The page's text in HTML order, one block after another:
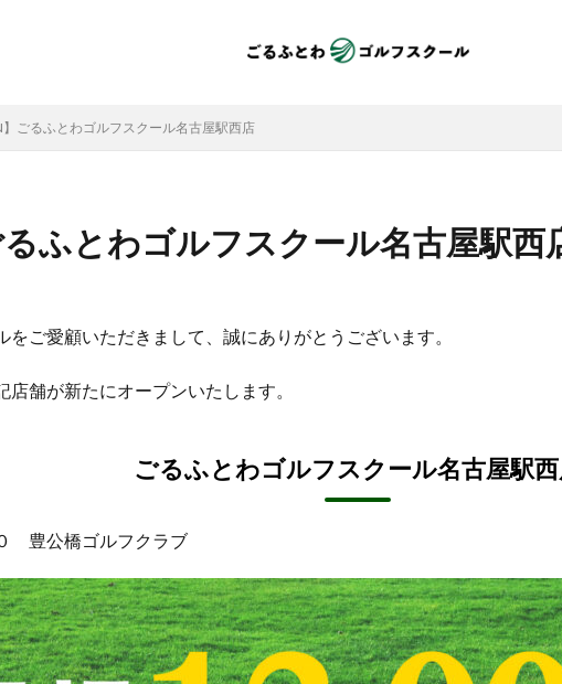
】ごるふとわゴルフスクール名古屋駅西店
るふとわゴルフスクール名古屋駅西
ご愛顧いただきまして、誠にありがとうございます。
舗が新たにオープンいたします。
ごるふとわゴルフスクール名古屋駅
豊公橋ゴルフクラブ